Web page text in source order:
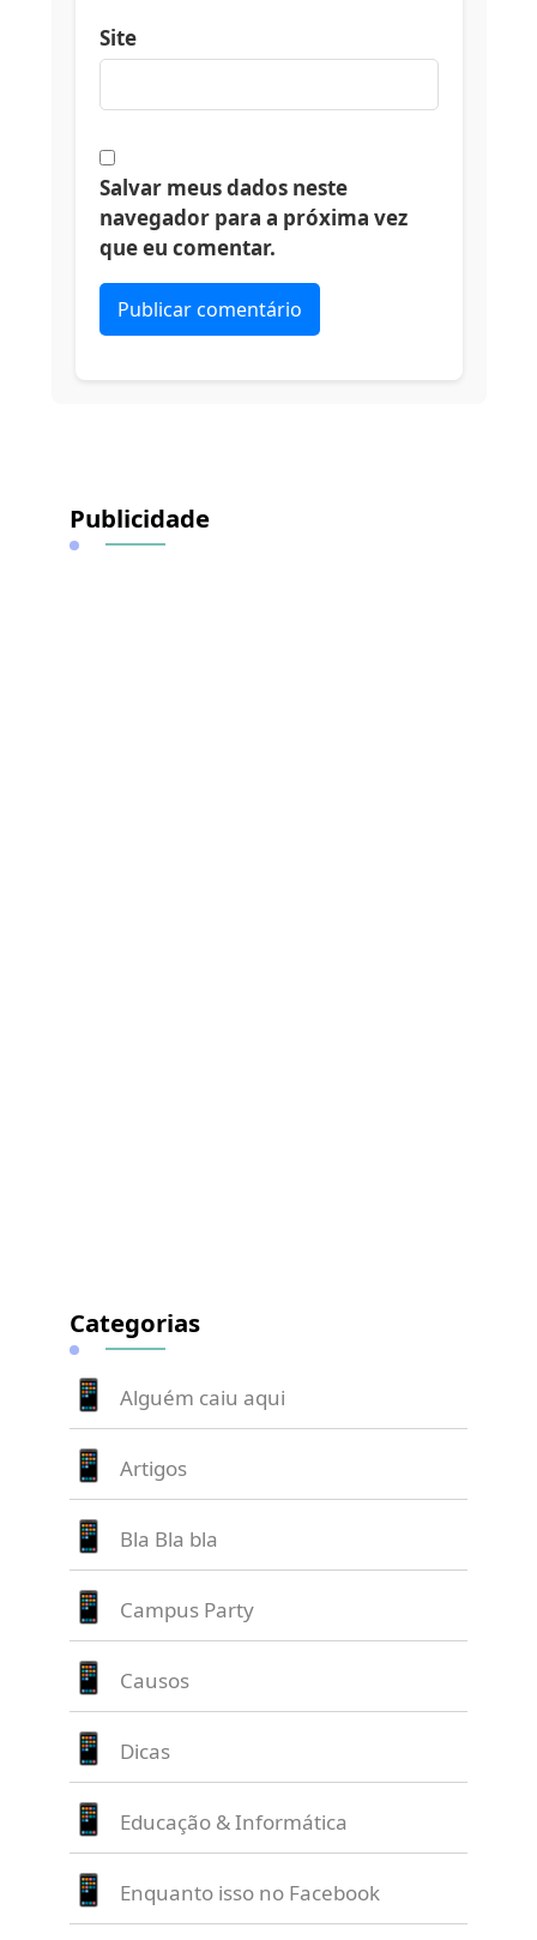
Site
Salvar meus dados neste
navegador para a próxima vez
que eu comentar.
Publicidade
Categorias
Alguém caiu aqui
Artigos
Bla Bla bla
Campus Party
Causos
Dicas
Educação & Informática
Enquanto isso no Facebook